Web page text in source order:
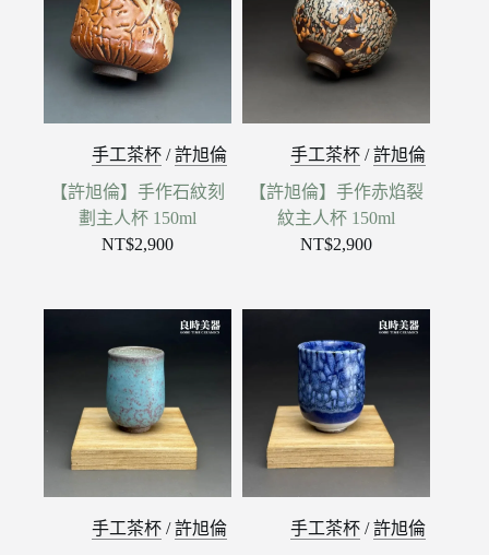
手工茶杯 /許旭倫
【許旭倫】手作石紋刻
劃主人杯 150ml
NT$2,900
手工茶杯 /許旭倫
【許旭倫】手作赤焰裂
紋主人杯 150ml
NT$2,900
手工茶杯 /許旭倫
手工茶杯 /許旭倫